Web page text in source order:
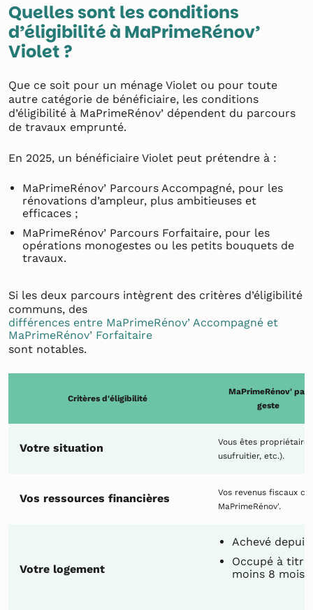
Quelles sont les conditions
d’éligibilité à MaPrimeRénov’
Violet ?
Que ce soit pour un ménage Violet ou pour toute
autre catégorie de bénéficiaire, les conditions
d’éligibilité à MaPrimeRénov’ dépendent du parcours
de travaux emprunté.
En 2025, un bénéficiaire Violet peut prétendre à :
MaPrimeRénov’ Parcours Accompagné, pour les
rénovations d’ampleur, plus ambitieuses et
efficaces ;
MaPrimeRénov’ Parcours Forfaitaire, pour les
opérations monogestes ou les petits bouquets de
travaux.
Si les deux parcours intègrent des critères d’éligibilité
communs, des
différences entre MaPrimeRénov’ Accompagné et
MaPrimeRénov’ Forfaitaire
sont notables.
Critères d'éligibilité
MaPrimeRénov' par
geste
Votre situation
Vous êtes propriétaire
usufruitier, etc.).
Vos ressources financières
Vos revenus fiscaux
MaPrimeRénov'.
Votre logement
Achevé
Occupé à
moins 8 mois